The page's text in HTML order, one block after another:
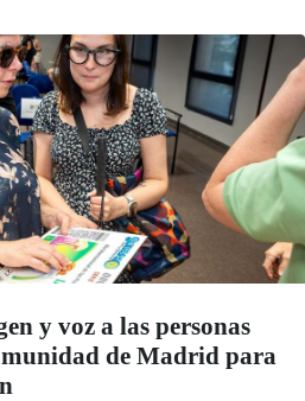
y voz a las personas
de Madrid para